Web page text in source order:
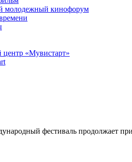
молодежный кинофорум
«Мувистарт»
фестиваль продолжает